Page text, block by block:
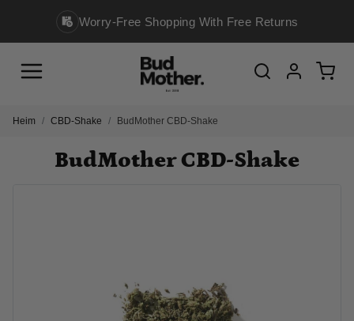
Worry-Free Shopping With Free Returns
SearchAccount
Cart
Heim CBD-Shake BudMother CBD-Shake
BudMother CBD-Shake